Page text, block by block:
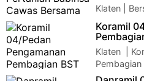
Klaten |
Babinsa
Kerja Bakti Bersihkan Akses
Koramil
Klaten |
2020Koramil 04/Pedan